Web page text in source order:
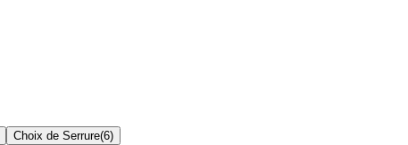
Choix de Serrure(6)